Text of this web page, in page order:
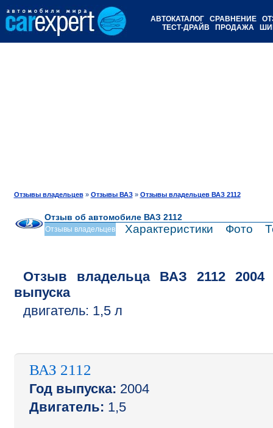
АВТОКАТАЛОГ СРАВНЕНИЕ
ТЕСТ-ДРАЙВ
ПРОДАЖА
Отзывы владельцев» Отзывы ВАЗ» Отзывы владельцев ВАЗ 2112
Отзыв об автомобиле ВАЗ 2112
Отзывы владельцев Характеристики Фото
Отзыв владельца ВАЗ 2112
2004
выпуска
двигатель: 1,5 л
ВАЗ 2112
Год выпуска: 2004
Двигатель: 1,5